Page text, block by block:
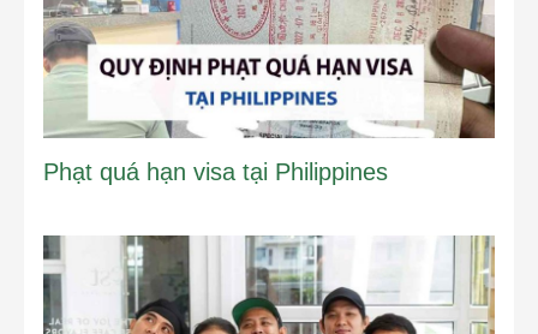
Phạt quá hạn visa tại Philippines